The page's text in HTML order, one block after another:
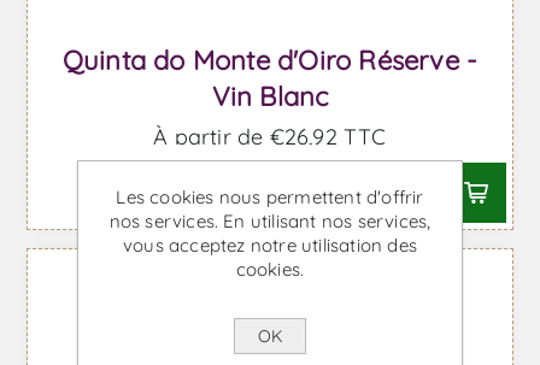
Quinta do Monte d'Oiro Réserve -
Vin Blanc
À partir de €26,92 TTC
Les cookies nous permettent d'offrir
nos services. En utilisant nos services,
vous acceptez notre utilisation des
cookies.
OK